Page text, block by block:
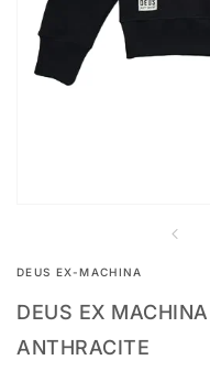
DEUS EX-MACHINA
DEUS EX
ANTHRACITE